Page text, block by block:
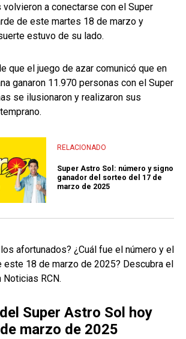
a conectarse con el Super
de este martes 18 de marzo y
estuvo de su lado.
que el juego de azar comunicó que en
ganaron 11.970 personas con el Super
se ilusionaron y realizaron sus
RELACIONADO
Super Astro Sol: número y signo
ganador del sorteo del 17 de
marzo de 2025
afortunados? ¿Cuál fue el número y el
este 18 de marzo de 2025? Descubra el
RCN.
Super Astro Sol hoy
marzo de 2025